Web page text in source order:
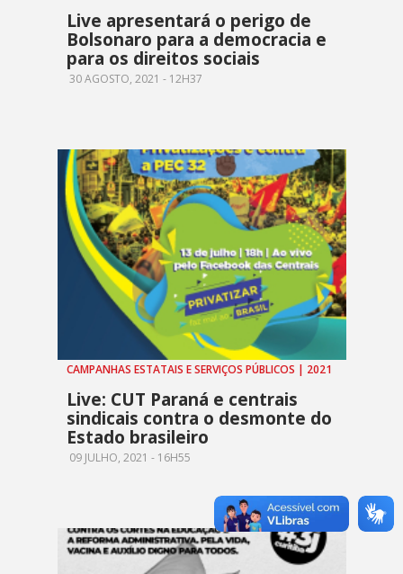
Live apresentará o perigo de
Bolsonaro para a democracia e
para os direitos sociais
30 AGOSTO, 2021 - 12H37
CAMPANHAS ESTATAIS E SERVIÇOS PÚBLICOS | 2021
Live: CUT Paraná e centrais
sindicais contra o desmonte do
Estado brasileiro
09 JULHO, 2021 - 16H55